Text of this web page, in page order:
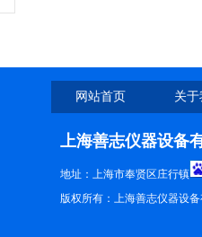
网站首页 关
上海善志仪器设备
地址：上海市奉贤区庄行镇
版权所有：上海善志仪器设